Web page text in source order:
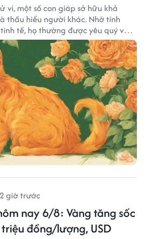
vi, một số con giáp sở hữu khả
thấu hiểu người khác. Nhờ tính
tế, họ thường được yêu quý và
quan hệ tốt đẹp.
2 giờ trước
nay 6/8: Vàng tăng sốc
đồng/lượng, USD